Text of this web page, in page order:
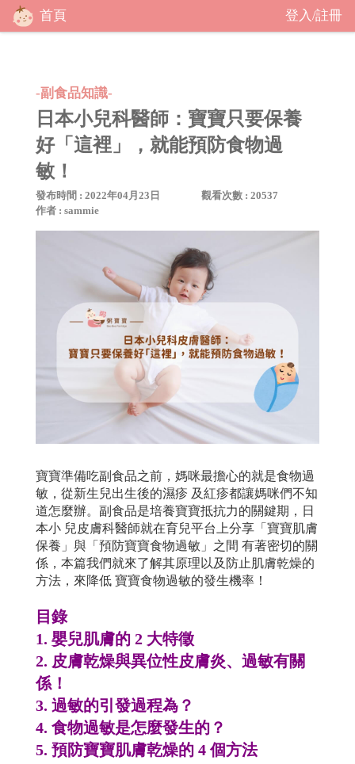
首頁 登入/註冊
-副食品知識-
日本小兒科醫師：寶寶只要保養
好「這裡」，就能預防食物過
敏！
發布時間 : 2022年04月23日
觀看次數 : 20537
作者 : sammie
寶寶準備吃副食品之前，媽咪最擔心的就是食物過
敏，從新生兒出生後的濕疹 及紅疹都讓媽咪們不知
道怎麼辦。副食品是培養寶寶抵抗力的關鍵期，日
本小 兒皮膚科醫師就在育兒平台上分享「寶寶肌膚
保養」與「預防寶寶食物過敏」之間 有著密切的關
係，本篇我們就來了解其原理以及防止肌膚乾燥的
方法，來降低 寶寶食物過敏的發生機率！
目錄
1. 嬰兒肌膚的 2 大特徵
2. 皮膚乾燥與異位性皮膚炎、過敏有關
係！
3. 過敏的引發過程為？
4. 食物過敏是怎麼發生的？
5. 預防寶寶肌膚乾燥的 4 個方法